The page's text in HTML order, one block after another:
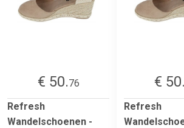
€ 50.76
Refresh
Wandelschoenen -
€ 50.
Refresh